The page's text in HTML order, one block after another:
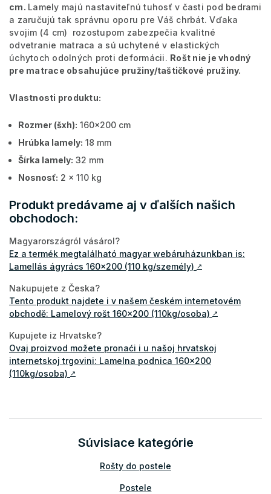
cm. Lamely majú nastaviteľnú tuhosť v časti pod bedrami
a zaručujú tak správnu oporu pre Váš chrbát. Vďaka
svojim (4 cm) rozostupom zabezpečia kvalitné
odvetranie matraca a sú uchytené v elastických
úchytoch odolných proti deformácii. Rošt nie je vhodný
pre matrace obsahujúce pružiny/taštičkové pružiny.
Vlastnosti produktu:
Rozmer (šxh): 160x200 cm
Hrúbka lamely: 18 mm
Šírka lamely: 32 mm
Nosnosť: 2 x 110 kg
Produkt predávame aj v ďalších našich
obchodoch:
Magyarországról vásárol?
Ez a termék megtalálható magyar webáruházunkban is:
Lamellás ágyrács 160x200 (110 kg/személy) ↗
Nakupujete z Česka?
Tento produkt najdete i v našem českém internetovém
obchodě: Lamelový rošt 160x200 (110kg/osoba) ↗
Kupujete iz Hrvatske?
Ovaj proizvod možete pronaći i u našoj hrvatskoj
internetskoj trgovini: Lamelna podnica 160x200
(110kg/osoba) ↗
Súvisiace kategórie
Rošty do postele
Postele